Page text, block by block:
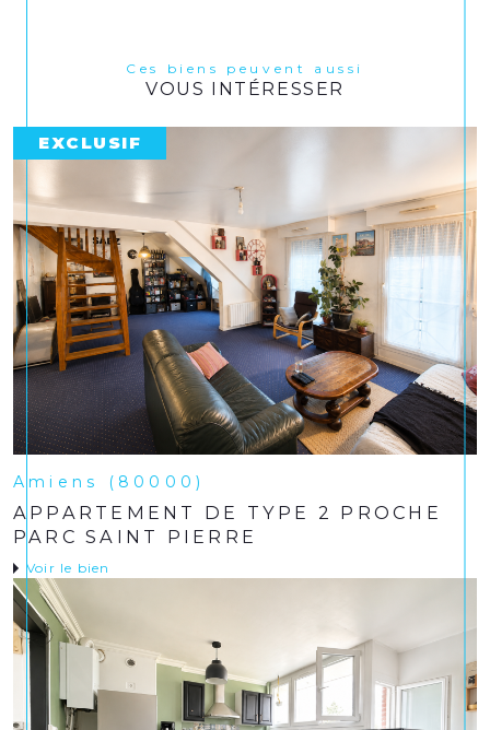
Ces biens peuvent aussi
VOUS INTÉRESSER
EXCLUSIF
Amiens (80000)
APPARTEMENT DE TYPE 2 PROCHE
PARC SAINT PIERRE
Voir le bien